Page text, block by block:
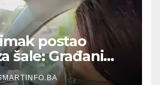
postao
šale: Građani
poslali poruku